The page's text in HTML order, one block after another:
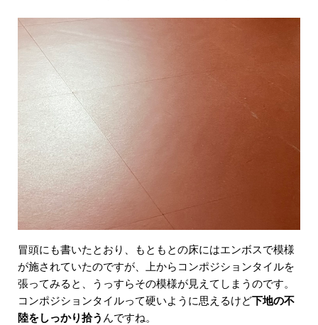
冒頭にも書いたとおり、もともとの床にはエンボスで模様
が施されていたのですが、上からコンポジションタイルを
張ってみると、うっすらその模様が見えてしまうのです。
コンポジションタイルって硬いように思えるけど下地の不
陸をしっかり拾う んですね。